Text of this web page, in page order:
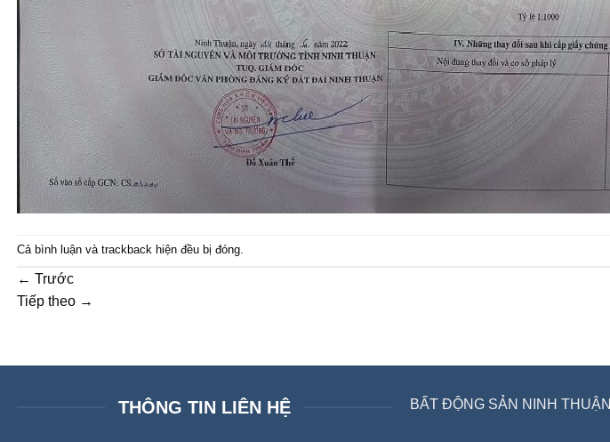
Cả bình luận và trackback hiện đều bị đóng.
← Trước
Tiếp theo →
THÔNG TIN LIÊN HỆ BẤT ĐỘNG SẢN NINH THUẬN